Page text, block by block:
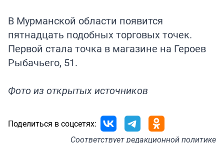
В Мурманской области появится
пятнадцать подобных торговых точек.
Первой стала точка в магазине на Героев
Рыбачьего, 51.
Фото из открытых источников
Поделиться в соцсетях:
Соответствуетредакционной политике